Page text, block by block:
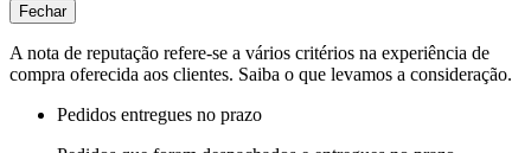
Fechar
A nota de reputação refere-se a vários critérios na experiência de
compra oferecida aos clientes. Saiba o que levamos a consideração.
Pedidos entregues no prazo